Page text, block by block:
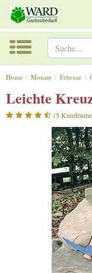
Home Monate Februar
Leichte
(5